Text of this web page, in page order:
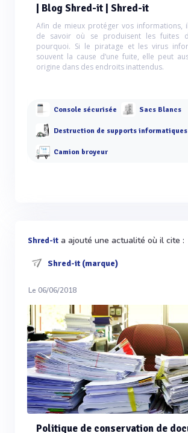
| Blog Shred-it | Shred-it
Afin de mieux protéger vos informations,
de savoir où se produisent les fuites
pourquoi. Si le piratage et les virus
souvent la cause d’une fuite, elle peut
origine dans des endroits inattendus.
Console sécurisée Sacs Blancs
Destruction de supports informatiques
Camion broyeur
Shred-it a ajouté une actualité où il cite :
Shred-it (marque)
Le 06/06/2018
Politique de conservation de